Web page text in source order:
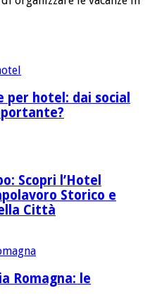
per hotel: dai social
Scopri l’Hotel
Storico e
Città
Romagna: le